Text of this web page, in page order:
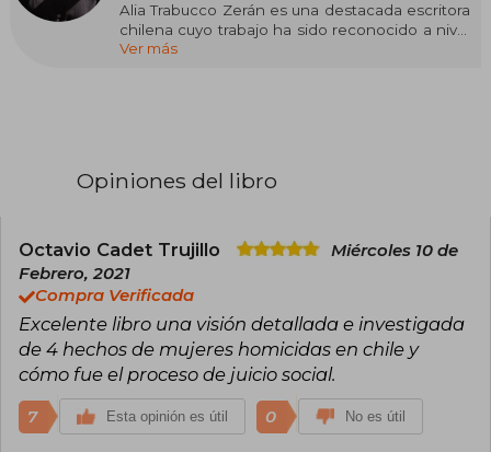
Alia Trabucco Zerán es una destacada escritora
chilena cuyo trabajo ha sido reconocido a nivel
internacional por su estilo audaz, reflexivo y
Literatura Hispanoamericana en University
Su primera novela, "La Resta" (2015), es una
exploración inquietante y poética sobre la
memoria, el duelo y los legados de la dictadura
chilena. La obra fue finalista del prestigioso
Premio Man Booker International en 2019,
consolidando a Trabucco Zerán como una de
las voces más prometedoras de la literatura
contemporánea en español.
Posteriormente, publicó "Limpia" (2022), un texto
Ver más
Opiniones del libro
Octavio Cadet Trujillo
Miércoles 10 de
Febrero, 2021
Compra Verificada
Excelente libro una visión detallada e investigada
de 4 hechos de mujeres homicidas en chile y
cómo fue el proceso de juicio social.
7 Esta opinión es útil 0 No es útil